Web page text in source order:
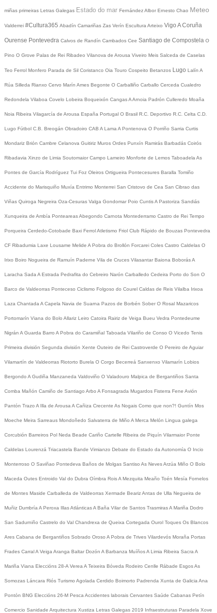
miñas primeiras Letras Galegas Estado do mar Fernández Albor Ernesto Chao Meteo
Valderrei #Cultura365 Abadín Camariñas Zas Verín Escultura Arteixo Vigo A Coruña
Ourense Pontevedra Calvos de Randín Cambados Cee Santiago de Compostela O
Pino O Grove Palas de Rei Ribadeo Vilanova de Arousa Viveiro Meis Salceda de Caselas
Teo Ferrol Monfero Parada de Sil Coristanco Oia Touro Cospeito Betanzos Lugo Lalín A
Rúa Silleda Rianxo Cervo Marín Ames Begonte O Carballiño Carballo Cerceda Cualedro
Redondela Vilaboa Covelo Lobeira Boqueixón CangasA Arnoia Padrón Culleredo Moaña
Noia Ribeira Vilagarcía de Arousa España Portugal O Brasil R.C. Deportivo R.C. Celta C.D.
Lugo Fútbol C.B. Breogán Obradoiro CAB A Lama A Pontenova O Porriño Sarria Curtis
Mondariz Brión Cambre Celanova Guitiriz Muros Ordes Punxín Ramirás Barbadás Coirós
Ribadavia Xinzo de Limia Soutomaior Campo Lameiro Monforte de Lemos Taboadela As
Pontes de García Rodríguez Tui Foz Oleiros Ortigueira Pontecesures Baralla Tomiño
Accidente do Marisquiño Muxía Entrimo Monterrei San Cristovo de Cea San Cibrao das
Viñas Quiroga Negreira Oza-Cesuras Valga Gondomar Poio CuntisA Pastoriza Sandiás
Xunqueira de Ambía PonteareasAbegondo Carnota Montederramo Castro de Rei Tempo
Porqueira Cerdedo-Cotobade Baxi FerrolAtletismo Friol Club Rápido de Bouzas Pontevedra
CF Ribadumia Laxe Lousame Melide A Pobra do Brollón Forcarei Coles Castro Caldelas O
Irixo Boiro Nogueira de Ramuín Paderne Vila de Cruces Vilasantar Baiona BoborásA
Laracha Sada A Estrada Pedrafita do Cebreiro Narón Carballedo Cedeira Porto do Son O
Barco de Valdeorras Ponteceso Ciclismo Folgoso do Courel Caldas de Reis Vilalba Irixoa
Laza Chantada A Capela Navia de Suarna Pazos de Borbén Sober O Rosal Mazaricos
Portomarín Viana do Bolo Allariz Leiro Catoira Rairiz de Veiga Bueu Vedra Pontedeume
Nigrán A Guarda Barro A Pobra do Caramiñal Taboada Vilariño de Conso O Vicedo Tenis
Primeira división Segunda división Xente Outeiro de Rei Castroverde O Pereiro de Aguiar
Vilamartín de Valdeorras Riotorto Burela O Corgo Becerreá Sanxenxo Vilamarín Lobios
Bergondo A Gudiña Manzaneda Valdoviño O Valadouro Malpica de Bergantiños Santa
Comba Mañón Camiño de Santiago Arbo A Fonsagrada Mugardos Fisterra Fene Avión
Pantón Trazo A Illa de Arousa A Cañiza Crecente As Nogais Como que non?! Guntín Mos
Moeche Meira Sarreaus Mondoñedo Salvaterra de Miño A Merca Melón Lingua galega
Corcubión Barreiros Pol Neda Beade Cariño Cartelle Ribeira de Piquín Vilarmaior Ponte
Caldelas Lourenzá Triacastela Bande Vimianzo Debate do Estado da Autonomía O Incio
Monterroso O Saviñao Pontedeva Baños de Molgas Santiso As NevesArzúa Miño O Bolo
Maceda Outes Entroido Val do Dubra Oímbra RoisA Mezquita Meaño Toén Mesía Fornelos
de Montes Maside Carballeda de Valdeorras Xermade BearizAntas de Ulla Negueira de
Muñiz Dumbría A Peroxa Illas AtlánticasA Baña Vilar de Santos TrasmirasA Mariña Dodro
San Sadurniño Castrelo do Val Chandrexa de Queixa Cortegada Ourol Toques Os Blancos
Ares Cabana de Bergantiños Sobrado Oroso A Pobra de Trives Vilardevós Moraña Portas
Frades CarralA Veiga Aranga Baltar Dozón A Barbanza MuíñosA Limia Ribeira Sacra A
Mariña Viana Eleccións 28-A Verea A Teixeira Bóveda Rodeiro Cenlle Rábade EsgosAs
Somozas Láncara Riós Turismo Agolada Cerdido Boimorto Padrenda Xunta de Galicia Ana
Pontón BNG Eleccións 26-M Pesca Accidentes laborais Cervantes Saúde Cabanas Petín
Comercio Sanidade Arquitectura Xustiza Letras Galegas 2019 Infraestruturas Paradela Xove